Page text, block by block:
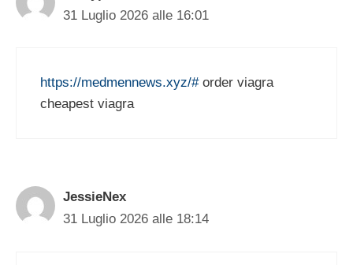
31 Luglio 2026 alle 16:01
https://medmennews.xyz/#order viagra
cheapest viagra
JessieNex
31 Luglio 2026 alle 18:14